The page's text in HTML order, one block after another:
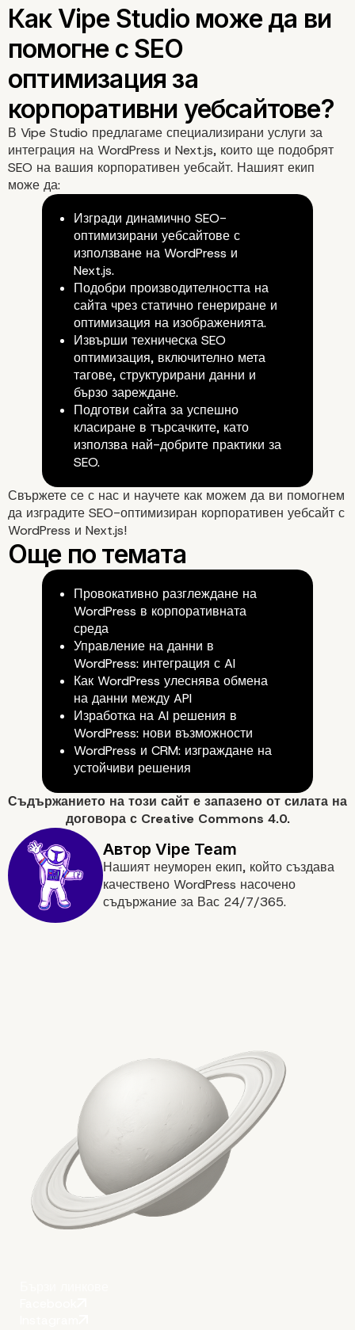
Как Vipe Studio може
помогне с SEO
оптимизация за
В Vipe Studio предлагаме специализирани услуги за
интеграция на WordPress и Next.js, които ще подобрят
SEO на вашия корпоративен уебсайт. Нашият екип
може да:
Изгради динамично SEO-
оптимизирани уебсайтове с
използване на WordPress и
Next.js.
Подобри производителността на
сайта чрез статично генериране и
оптимизация на изображенията.
Извърши техническа SEO
оптимизация, включително мета
тагове, структурирани данни и
бързо зареждане.
Подготви сайта за успешно
класиране в търсачките, като
използва най-добрите практики за
SEO.
Свържете се с нас и научете как можем да ви помогнем
да изградите SEO-оптимизиран корпоративен уебсайт с
WordPress и Next.js!
Провокативно разглеждане на
WordPress в корпоративната
среда
Управление на данни в
WordPress: интеграция с AI
Как WordPress улеснява обмена
на данни между API
Изработка на AI решения в
WordPress: нови възможности
WordPress и CRM: изграждане на
устойчиви решения
Съдържанието на този сайт е запазено от силата на
договора с Creative Commons 4.0.
Нашият неуморен екип, който създава
качествено WordPress насочено
съдържание за Вас 24/7/365.